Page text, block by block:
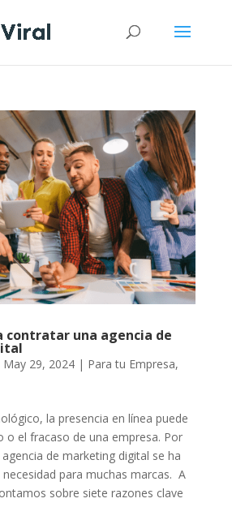
contratar una agencia de
May 29, 2024| Para tu Empresa,
la presencia en línea puede
o el fracaso de una empresa. Por
de marketing digital se ha
para muchas marcas. A
sobre siete razones clave